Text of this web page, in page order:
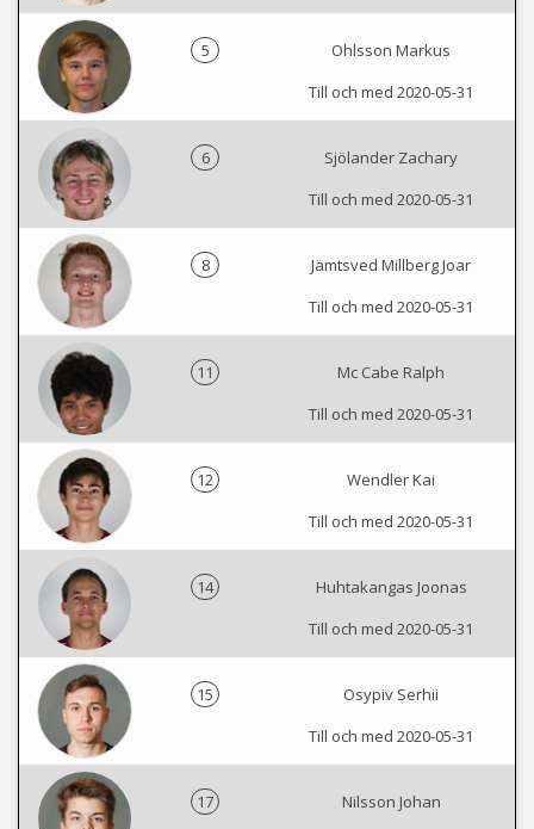
5
Ohlsson Markus
Till och med 2020-05-31
6
Sjölander Zachary
Till och med 2020-05-31
8
Jämtsved Millberg Joar
Till och med 2020-05-31
11
Mc Cabe Ralph
Till och med 2020-05-31
12
Wendler Kai
Till och med 2020-05-31
14
Huhtakangas Joonas
Till och med 2020-05-31
15
Osypiv Serhii
Till och med 2020-05-31
17
Nilsson Johan